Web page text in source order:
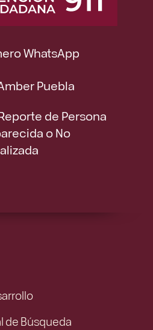
WhatsApp
Puebla
de Persona
o No
de Búsqueda